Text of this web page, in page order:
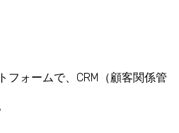
フォームで、CRM（顧客関係管